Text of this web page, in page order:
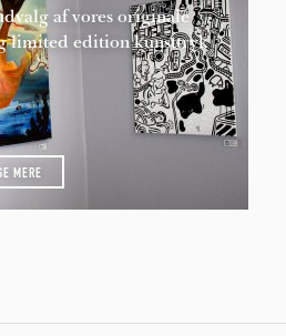
af vores originale
limited edition kunsttryk
MERE